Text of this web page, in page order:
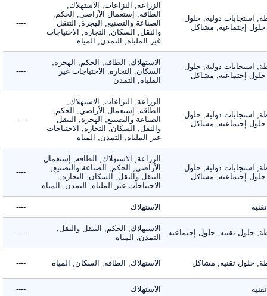
استجابات دولية, حلول
إجتماعيه, مشاكل
الزراعة, النزاعات, الاستهلاك,
الطاقه, إستعمال الأراضي, الحكم,
الصناعة والتصنيع, الهجرة, التنقل
والنقل, السكان, التجاره, الاحتياجات
غير الملباه, التمدن, المياه
----
استجابات دولية, حلول
إجتماعيه, مشاكل
الاستهلاك, الطاقه, الحكم, الهجرة,
السكان, التجاره, الاحتياجات غير
الملباه, التمدن
----
استجابات دولية, حلول
إجتماعيه, مشاكل
الزراعة, النزاعات, الاستهلاك,
الطاقه, إستعمال الأراضي, الحكم,
الصناعة والتصنيع, الهجرة, التنقل
والنقل, السكان, التجاره, الاحتياجات
غير الملباه, التمدن, المياه
----
استجابات دولية, حلول
إجتماعيه, مشاكل
الزراعة, الاستهلاك, الطاقه, إستعمال
الأراضي, الحكم, الصناعة والتصنيع,
التنقل والنقل, السكان, التجاره,
الاحتياجات غير الملباه, التمدن, المياه
----
الاستهلاك ----
حلول تقنيه, حلول إجتماعيه
الاستهلاك, الحكم, التنقل والنقل,
التمدن, المياه
----
حلول تقنيه, مشاكل الاستهلاك, الطاقه, السكان, المياه ----
الاستهلاك ----